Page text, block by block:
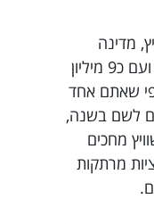
מדינה
מרהיבה מדינה עם אווירה שונה ועם כ9 מיליון
פי שאתם אחד
לשם בשנה,
מחכים
מרתקות